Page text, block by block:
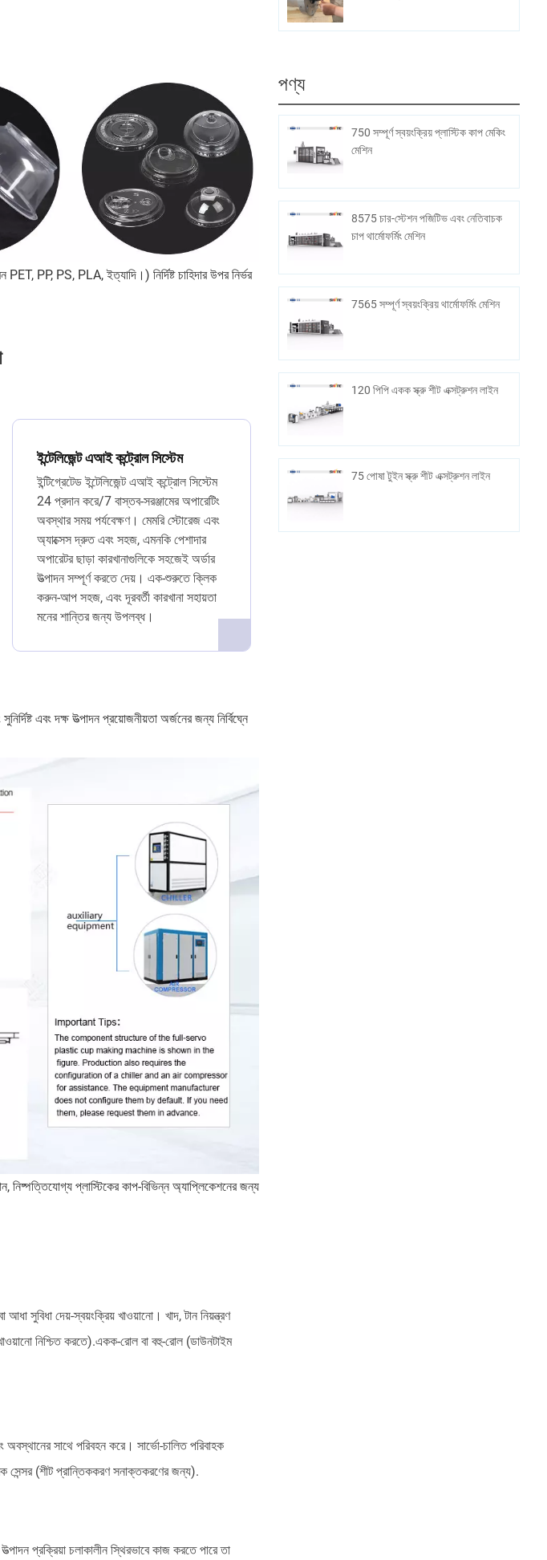
PP, PS, PLA, ইত্যাদি।) নির্দিষ্ট চাহিদার উপর নির্ভর
ইন্টেলিজেন্ট এআই কন্ট্রোল সিস্টেম
ইন্টিগ্রেটেড ইন্টেলিজেন্ট এআই কন্ট্রোল সিস্টেম
24 প্রদান করে/7 বাস্তব-সরঞ্জামের অপারেটিং
অবস্থার সময় পর্যবেক্ষণ। মেমরি স্টোরেজ এবং
অ্যাক্সেস দ্রুত এবং সহজ, এমনকি পেশাদার
অপারেটর ছাড়া কারখানাগুলিকে সহজেই অর্ডার
উত্পাদন সম্পূর্ণ করতে দেয়। এক-শুরুতে ক্লিক
করুন-আপ সহজ, এবং দূরবর্তী কারখানা সহায়তা
মনের শান্তির জন্য উপলব্ধ।
এবং দক্ষ উত্পাদন প্রয়োজনীয়তা অর্জনের জন্য নির্বিঘ্নে
নিষ্পত্তিযোগ্য প্লাস্টিকের কাপ-বিভিন্ন অ্যাপ্লিকেশনের জন্য
সুবিধা দেয়-স্বয়ংক্রিয় খাওয়ানো। খাদ, টান নিয়ন্ত্রণ
নিশ্চিত করতে).একক-রোল বা বহু-রোল (ডাউনটাইম
অবস্থানের সাথে পরিবহন করে। সার্ভো-চালিত পরিবাহক
সেন্সর (শীট প্রান্তিককরণ সনাক্তকরণের জন্য).
প্রক্রিয়া চলাকালীন স্থিরভাবে কাজ করতে পারে তা
পণ্য
750 সম্পূর্ণ স্বয়ংক্রিয় প্লাস্টিক কাপ মেকিং
মেশিন
8575 চার-স্টেশন পজিটিভ এবং নেতিবাচক
চাপ থার্মোফর্মিং মেশিন
7565 সম্পূর্ণ স্বয়ংক্রিয় থার্মোফর্মিং মেশিন
120 পিপি একক স্ক্রু শীট এক্সট্রুশন লাইন
75 পোষা টুইন স্ক্রু শীট এক্সট্রুশন লাইন